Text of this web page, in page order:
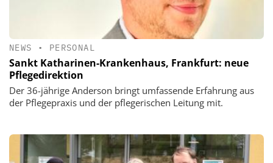
NEWS • PERSONAL
Sankt Katharinen-Krankenhaus, Frankfurt: neue
Pflegedirektion
Der 36-jährige Anderson bringt umfassende Erfahrung aus
der Pflegepraxis und der pflegerischen Leitung mit.